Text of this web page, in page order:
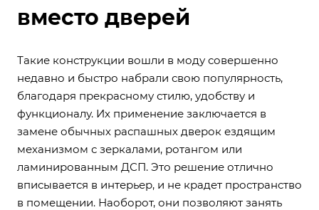
вместо дверей
Такие конструкции вошли в моду совершенно
недавно и быстро набрали свою популярность,
благодаря прекрасному стилю, удобству и
функционалу. Их применение заключается в
замене обычных распашных дверок ездящим
механизмом с зеркалами, ротангом или
ламинированным ДСП. Это решение отлично
вписывается в интерьер, и не крадет пространство
в помещении. Наоборот, они позволяют занять